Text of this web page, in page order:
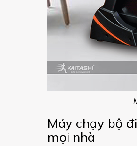
Máy chạy bộ
mọi nhà